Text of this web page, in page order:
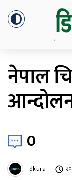
नेपाल
0
dkura